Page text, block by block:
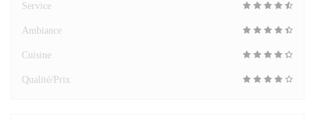
Service
Ambiance
Cuisine
Qualité/Prix